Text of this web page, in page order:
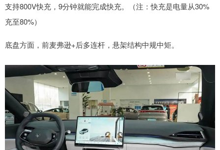
支持800V快充，9分钟就能完成快充。（注：快充是电量从30%
充至80%）
底盘方面，前麦弗逊+后多连杆，悬架结构中规中矩。